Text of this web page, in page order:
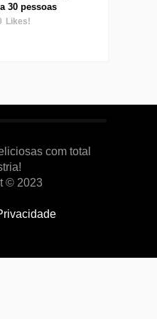
30 pessoas
Likes!
com total
© 2023